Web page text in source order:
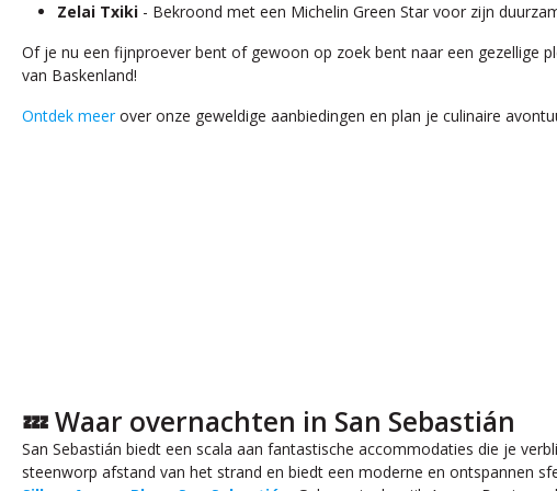
Zelai Txiki - Bekroond met een Michelin Green Star voor zijn
Of je nu een fijnproever bent of gewoon op zoek bent naar een gezellige
van Baskenland!
Ontdek meerover onze geweldige aanbiedingen en plan je culinaire
💤 Waar overnachten in San Sebastián
San Sebastián biedt een scala aan fantastische accommodaties die je
steenworp afstand van het strand en biedt een moderne en ontspannen